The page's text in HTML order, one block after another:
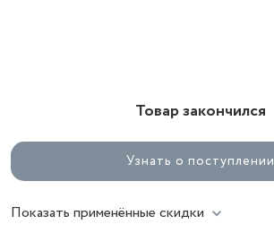
Товар закончился
Узнать о поступлении
Показать применённые скидки